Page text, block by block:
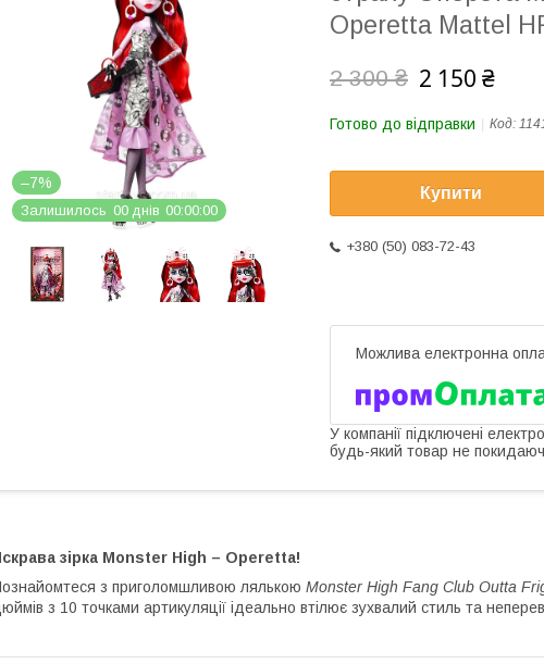
–7%
Залишилось 00 днів 00 00 00
Operetta Mattel
2 300 ₴ 2 150 ₴
Готово до відправки Код:
Купити
+380 (50) 083-72-43
У компанії підключені
будь-який товар не
зірка Monster High – Operetta!
з приголомшливою лялькою Monster High Fang Club Outta
з 10 точками артикуляції ідеально втілює зухвалий стиль та